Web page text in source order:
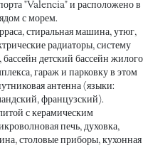
"Valencia" и расположено в
с морем.
стиральная машина, утюг,
радиаторы, систему
детский бассейн жилого
гараж и парковку в этом
антенна (языки:
французский).
с керамическим
печь, духовка,
столовые приборы, кухонная